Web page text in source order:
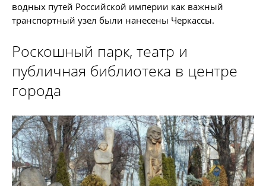
водных путей Российской империи как важный
транспортный узел были нанесены Черкассы.
Роскошный парк, театр и
публичная библиотека в центре
города